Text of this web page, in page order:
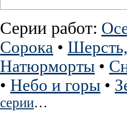
Серии работ:
Сорока •
Натюрморты •
• Небо и горы •
серии…